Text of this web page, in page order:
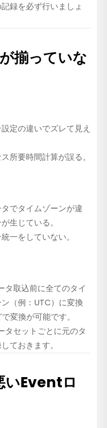
録を必ず行いましょ
揃っていな
定の違いでズレて見え
所要時間計算が誤る。
でタイムゾーンが違
生じている。
一をしていない。
タ取込前に全てのタイ
（例：UTC）に変換
変換が可能です。
タセットごとに元のタ
ておきます。
いEventロ